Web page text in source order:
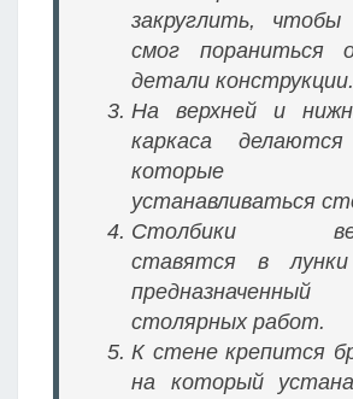
закруглить,
смог пораниться
детали конструкции.
На верхней и
каркаса
которые
устанавливаться
Столбики
ставятся в
столярных работ.
К стене крепится
на который